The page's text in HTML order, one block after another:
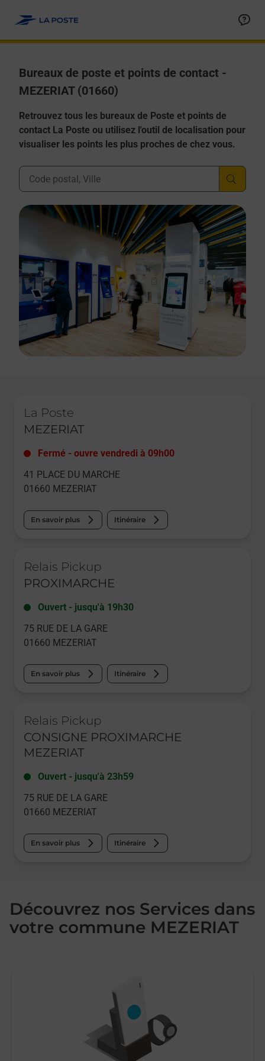
Bureaux de poste et points de contact -
MEZERIAT (01660)
Retrouvez tous les bureaux de Poste et points de
contact La Poste ou utilisez l'outil de localisation pour
visualiser les points les plus proches de chez vous.
Ville, Département, Code Postal
La Poste
MEZERIAT
Fermé - ouvre vendredi à 09h00
41 PLACE DU MARCHE
01660 MEZERIAT
En savoir plus Itinéraire
Relais Pickup
PROXIMARCHE
Ouvert - jusqu'à 19h30
75 RUE DE LA GARE
01660 MEZERIAT
En savoir plus Itinéraire
Relais Pickup
CONSIGNE PROXIMARCHE
MEZERIAT
Ouvert - jusqu'à 23h59
75 RUE DE LA GARE
01660 MEZERIAT
En savoir plus Itinéraire
Découvrez nos Services dans
votre commune MEZERIAT